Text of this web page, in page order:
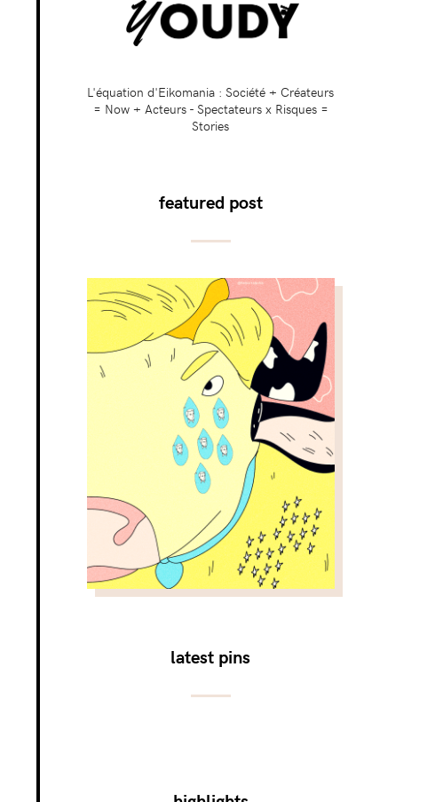
L'équation d'Eikomania : Société + Créateurs
= Now + Acteurs - Spectateurs x Risques =
Stories
featured post
latest pins